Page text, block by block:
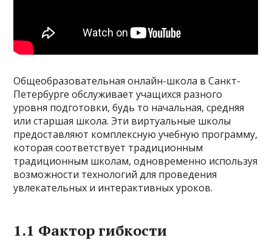
Общеобразовательная онлайн-школа в Санкт-
Петербурге обслуживает учащихся разного
уровня подготовки, будь то начальная, средняя
или старшая школа. Эти виртуальные школы
предоставляют комплексную учебную программу,
которая соответствует традиционным
традиционным школам, одновременно используя
возможности технологий для проведения
увлекательных и интерактивных уроков.
1.1 Фактор гибкости